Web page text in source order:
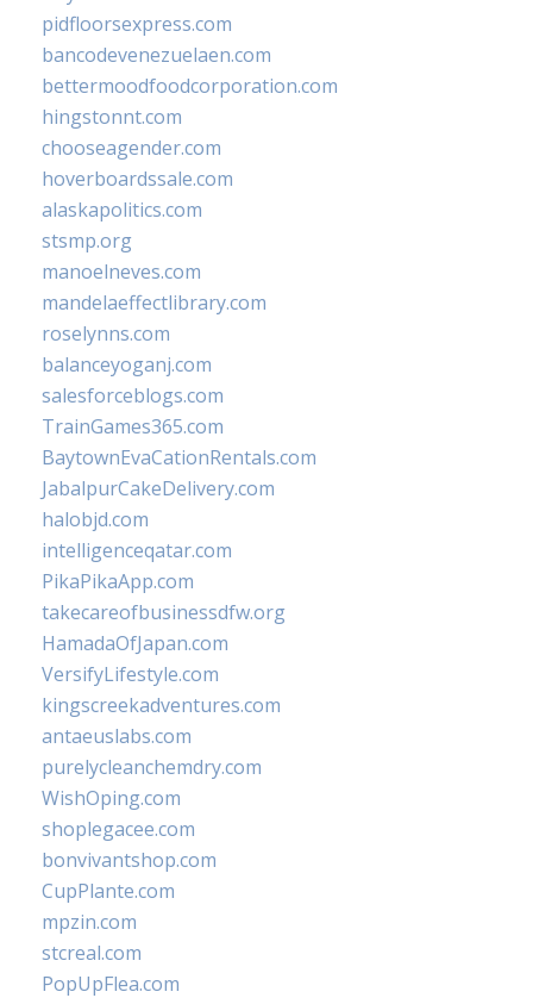
pidfloorsexpress.com
bancodevenezuelaen.com
bettermoodfoodcorporation.com
hingstonnt.com
chooseagender.com
hoverboardssale.com
alaskapolitics.com
stsmp.org
manoelneves.com
mandelaeffectlibrary.com
roselynns.com
balanceyoganj.com
salesforceblogs.com
TrainGames365.com
BaytownEvaCationRentals.com
JabalpurCakeDelivery.com
halobjd.com
intelligenceqatar.com
PikaPikaApp.com
takecareofbusinessdfw.org
HamadaOfJapan.com
VersifyLifestyle.com
kingscreekadventures.com
antaeuslabs.com
purelycleanchemdry.com
WishOping.com
shoplegacee.com
bonvivantshop.com
CupPlante.com
mpzin.com
stcreal.com
PopUpFlea.com